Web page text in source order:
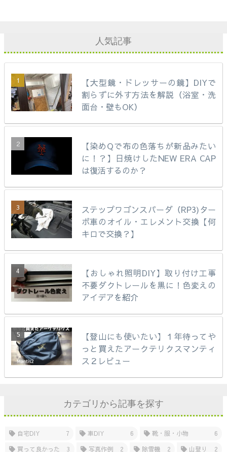
人気記事
【大型鏡・ドレッサーの鏡】DIYで
割らずに外す方法を解説（浴室・洗
面台・壁もOK）
【染めQで布の色落ちが新品みたい
に！？】日焼けしたNEW ERA CAP
は復活するのか？
ステップワゴンスパーダ（RP3)ター
ボ車のオイル・エレメント交換【何
キロで交換？】
【おしゃれ照明DIY】取り付け工事
不要ダクトレールを黒に！色変えの
アイデアを紹介
【登山にも使いたい】１年待ってや
っと買えたアークテリクスマンティ
ス２レビュー
カテゴリから記事を探す
自宅DIY 7 車DIY 6 靴・服・小物
6
買って良かった
3 写真作例 2 除雪機 2 山登り 2